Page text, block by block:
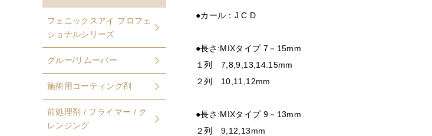
●カール：J C D
●長さ:MIXタイプ 7－15mm
１列 7,8,9,13,14.15mm
２列 10,11,12mm
●長さ:MIXタイプ 9－13mm
２列 9,12,13mm
フェニックスアイ プロフェ
ショナルシリーズ
グルー/リムーバー
施術用コーティング剤
前処理剤 / プライマー / ク
レンジング